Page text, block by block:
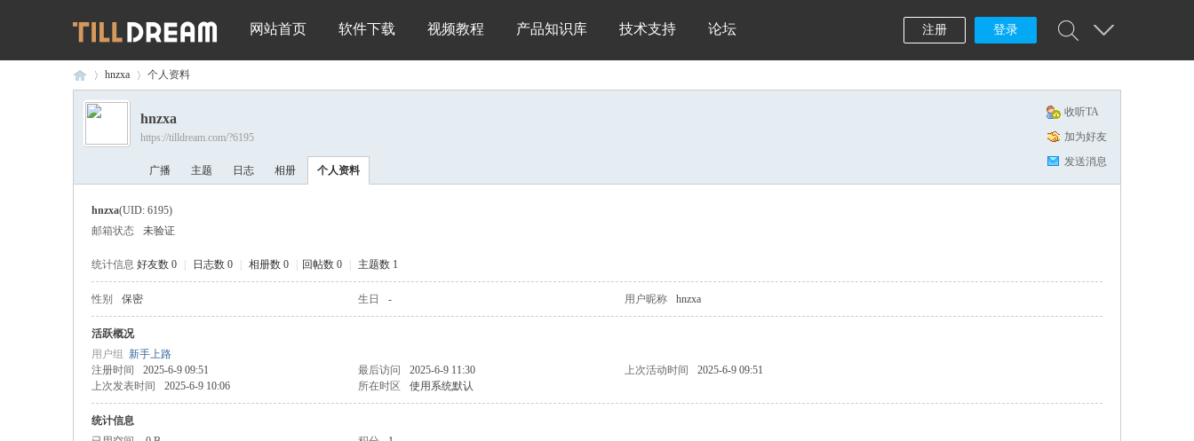
网站首页 软件下载 视频教程 产品知识库 技术支持 论坛 注册 登录
›
hnzxa 个人资料
收听TA
加为好友
发送消息
hnzxa
https://tilldream.com/?6195
广播 主题 日志 相册 个人资料
hnzxa(UID: 6195)
邮箱状态
未验证
统计信息 好友数 0 日志数 0 相册数 0 回帖数 0 主题数 1
性别 保密 生日 - 用户昵称 hnzxa
活跃概况
用户组 新手上路
注册时间
2025-6-9 09:51 最后访问 2025-6-9 11:30 上次活动时间
2025-6-9 09:51
上次发表时间
2025-6-9 10:06 所在时区 使用系统默认
统计信息